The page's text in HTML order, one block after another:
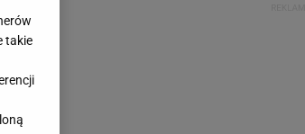
takie